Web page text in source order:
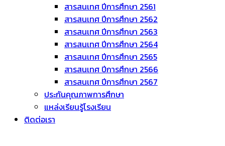
สารสนเทศ ปีการศึกษา 2561
สารสนเทศ ปีการศึกษา 2562
สารสนเทศ ปีการศึกษา 2563
สารสนเทศ ปีการศึกษา 2564
สารสนเทศ ปีการศึกษา 2565
สารสนเทศ ปีการศึกษา 2566
สารสนเทศ ปีการศึกษา 2567
ประกันคุณภาพการศึกษา
แหล่งเรียนรู้โรงเรียน
ติดต่อเรา